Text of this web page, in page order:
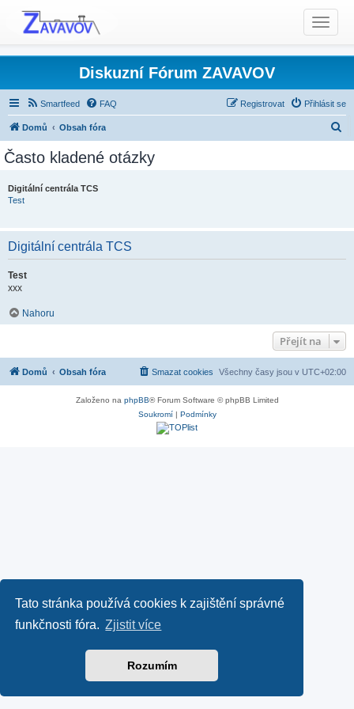
Tato stránka používá cookies k zajištění správné
funkčnosti fóra. Zjistit více
Rozumím
T
o
g
l
e
n
i
n
Diskuzní Fórum ZAVAVOV
Smartfeed FAQ Přihlásit se
Registrovat
Domů Obsah fóra
Často kladené otázky
Digitální centrála TCS
Test
Digitální centrála TCS
Test
xxx
Nahoru
Přejít na
Domů Obsah fóra Všechny časy jsou v UTC+02:00
Smazat cookies
Založeno na phpBB® Forum Software © phpBB Limited
Soukromí| Podmínky